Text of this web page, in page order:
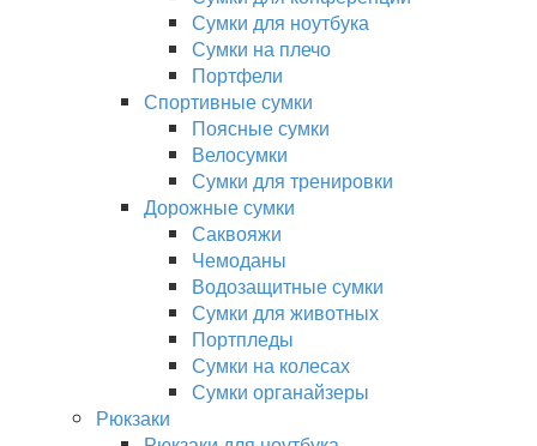
Сумки для ноутбука
Сумки на плечо
Портфели
Спортивные сумки
Поясные сумки
Велосумки
Сумки для тренировки
Дорожные сумки
Саквояжи
Чемоданы
Водозащитные сумки
Сумки для животных
Портпледы
Сумки на колесах
Сумки органайзеры
Рюкзаки